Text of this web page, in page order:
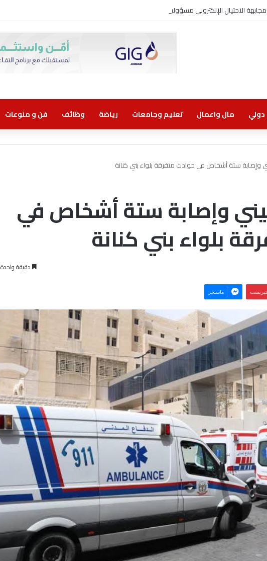
مجابهة الاحتيال الإلكتروني مسؤولية مشتركة
مال واعمال تعليم وجامعات رياضة وظائف فن و منوعات
ستة أشخاص في حوادث متفرقة بلواء بني كنانة
وإصابة ستة أشخاص في
بلواء بني كنانة
دقيقة واحدة
ماسنجر